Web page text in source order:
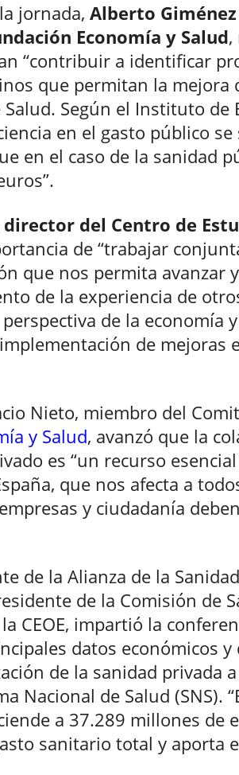
jornada, Alberto
Economía y Salud,
“contribuir a identificar
que permitan la mejora
Según el Instituto de
en el gasto público
en el caso de la sanidad
director del Centro de
de “trabajar
que nos permita avanzar
de la experiencia de
de la economía
de mejoras
Nieto, miembro del
y Salud, avanzó que la
es “un recurso
que nos afecta a
y ciudadanía
de la Alianza de la
de la Comisión de
CEOE, impartió la
datos económicos y
de la sanidad privada
Nacional de Salud (SNS).
a 37.289 millones de
sanitario total y aporta